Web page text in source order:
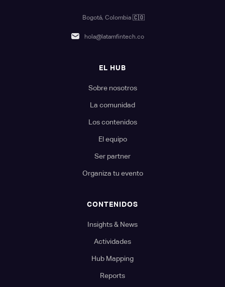
Bogotá, Colombia 🇨🇴
hola@latamfintech.co
EL HUB
Sobre nosotros
La comunidad
Los contenidos
El equipo
Ser partner
Organiza tu evento
CONTENIDOS
Insights & News
Actividades
Hub Mapping
Reports